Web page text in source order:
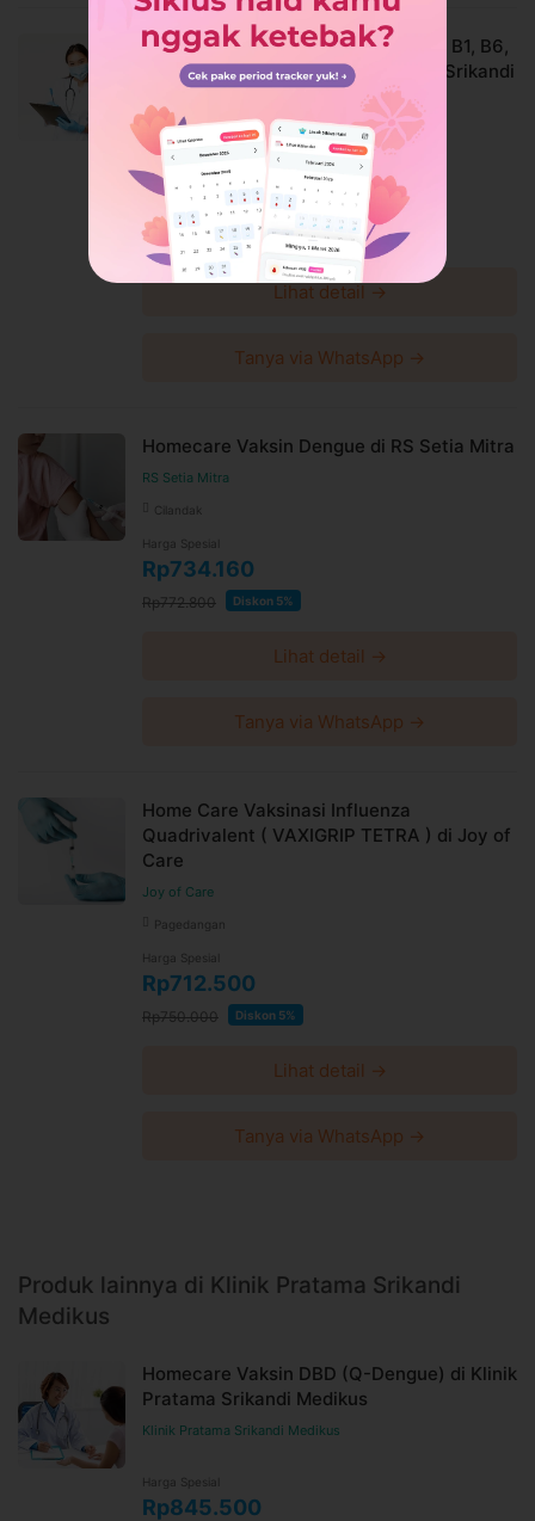
tanpa pemberitahuan dan berlaku untuk pembelian
setelah waktu perubahan
Harga paket sudah termasuk biaya administrasi, convenience
fee, biaya pemeliharaan platform.
Homecare Vita Boost Drip (Vitamin B1, B6,
B12, NaCl 100ml) di Klinik Pratama Srikandi
Medikus
Klinik Pratama Srikandi Medikus
Harga Spesial
Rp443.650
Rp490.800 Diskon 10%
Lihat detail →
Tanya via WhatsApp →
Homecare Vaksin Dengue di RS Setia Mitra
RS Setia Mitra
Cilandak
Harga Spesial
Rp734.160
Rp772.800 Diskon 5%
Lihat detail →
Tanya via WhatsApp →
Home Care Vaksinasi Influenza
Quadrivalent ( VAXIGRIP TETRA ) di Joy of
Care
Joy of Care
Pagedangan
Harga Spesial
Rp712.500
Rp750.000 Diskon 5%
Lihat detail →
Tanya via WhatsApp →
Produk lainnya di Klinik Pratama Srikandi
Medikus
Homecare Vaksin DBD (Q-Dengue) di Klinik
Pratama Srikandi Medikus
Klinik Pratama Srikandi Medikus
Harga Spesial
Rp845.500